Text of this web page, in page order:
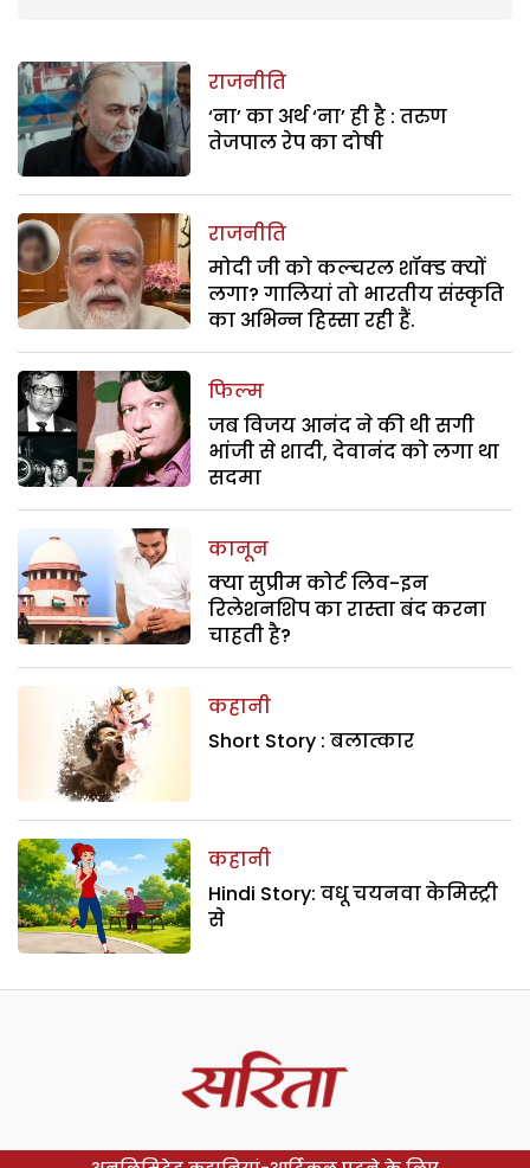
राजनीति
‘ना’ का अर्थ ‘ना’ ही है : तरुण
तेजपाल रेप का दोषी
राजनीति
मोदी जी को कल्चरल शॉक्ड क्यों
लगा? गालियां तो भारतीय संस्कृति
का अभिन्न हिस्सा रही हैं.
फिल्म
जब विजय आनंद ने की थी सगी
भांजी से शादी, देवानंद को लगा था
सदमा
कानून
क्या सुप्रीम कोर्ट लिव-इन
रिलेशनशिप का रास्ता बंद करना
चाहती है?
कहानी
Short Story : बलात्कार
कहानी
Hindi Story: वधू चयनवा केमिस्ट्री
से